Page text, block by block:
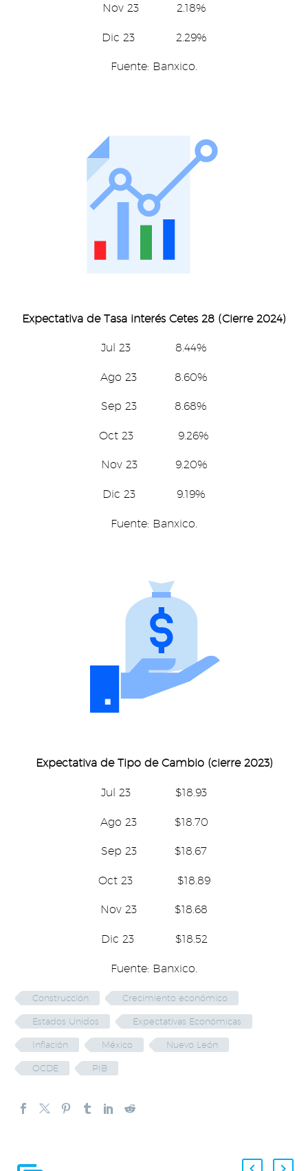
Nov 23 2.18%
Dic 23 2.29%
Fuente: Banxico.
Expectativa de Tasa interés Cetes 28 (Cierre 2024)
Jul 23 8.44%
Ago 23 8.60%
Sep 23 8.68%
Oct 23 9.26%
Nov 23 9.20%
Dic 23 9.19%
Fuente: Banxico.
Expectativa de Tipo de Cambio (cierre 2023)
Jul 23 $18.93
Ago 23 $18.70
Sep 23 $18.67
Oct 23 $18.89
Nov 23 $18.68
Dic 23 $18.52
Fuente: Banxico.
Construcción Crecimiento económico
Estados Unidos Expectativas Económicas
Inflación México Nuevo León
OCDE PIB